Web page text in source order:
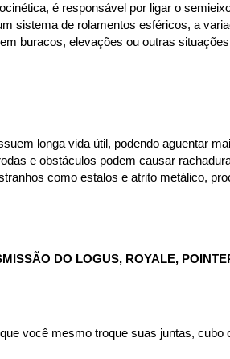
é responsável por ligar o
sistema de rolamentos esféricos, a
buracos, elevações ou outras
longa vida útil, podendo aguentar
e obstáculos podem causar
como estalos e atrito metálico,
DO LOGUS, ROYALE,
você mesmo troque suas juntas,